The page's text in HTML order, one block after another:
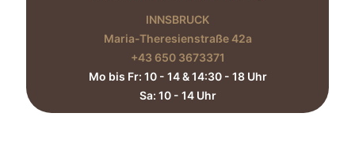
INNSBRUCK
Maria-Theresienstraße 42a
+43 650 3673371‬
Mo bis Fr: 10 - 14 & 14:30 - 18 Uhr
Sa: 10 - 14 Uhr​